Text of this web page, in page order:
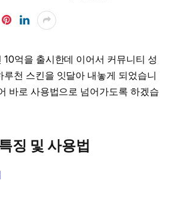
10억을 출시한데 이어서 커뮤니티 성
루천 스킨을 잇달아 내놓게 되었습니
바로 사용법으로 넘어가도록 하겠습
징 및 사용법